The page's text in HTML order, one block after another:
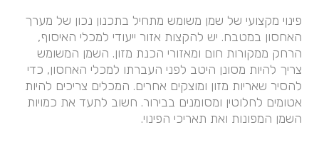
פינוי מקצועי של שמן משומש מתחיל בתכנון נכון של מערך
האחסון במטבח. יש להקצות אזור ייעודי למכלי האיסוף,
הרחק ממקורות חום ומאזורי הכנת מזון. השמן המשומש
צריך להיות מסונן היטב לפני העברתו למכלי האחסון, כדי
להסיר שאריות מזון ומוצקים אחרים. המכלים צריכים להיות
אטומים לחלוטין ומסומנים בבירור. חשוב לתעד את כמויות
השמן המפונות ואת תאריכי הפינוי.